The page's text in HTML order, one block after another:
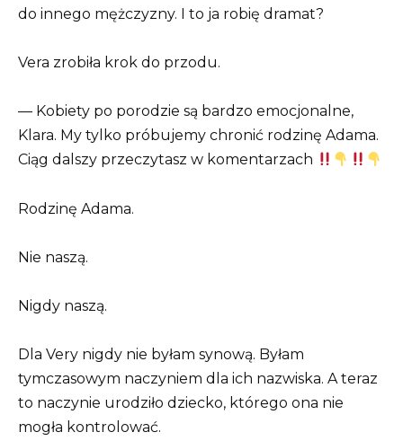
do innego mężczyzny. I to ja robię dramat?
Vera zrobiła krok do przodu.
— Kobiety po porodzie są bardzo emocjonalne,
Klara. My tylko próbujemy chronić rodzinę Adama.
Ciąg dalszy przeczytasz w komentarzach
Rodzinę Adama.
Nie naszą.
Nigdy naszą.
Dla Very nigdy nie byłam synową. Byłam
tymczasowym naczyniem dla ich nazwiska. A teraz
to naczynie urodziło dziecko, którego ona nie
mogła kontrolować.